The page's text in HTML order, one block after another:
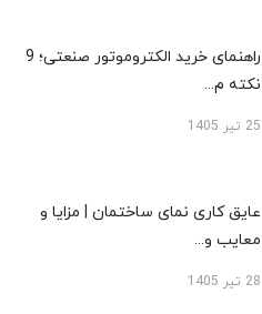
راهنمای خرید الکتروموتور صنعتی؛ 9
نکته م...
25 تیر 1405
عایق کاری نمای ساختمان | مزایا و
معایب و...
28 تیر 1405